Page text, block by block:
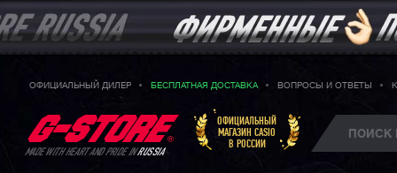
ОФИЦИАЛЬНЫЙ ДИЛЕР БЕСПЛАТНАЯ ДОСТАВКА ВОПРОСЫ И ОТВЕТЫ
MADE WITH HEART AND PRIDE INRUSSIA
ОФИЦИАЛЬНЫЙ
МАГАЗИН CASIO
В РОССИИ